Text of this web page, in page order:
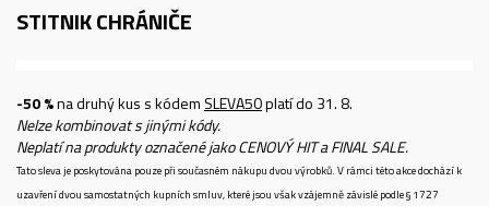
STITNIKCHRÁNIČE
-50 %na druhý kus s kódem SLEVA50platí do 31. 8.
Nelze kombinovat s jinými kódy.
Neplatí na produkty označené jako CENOVÝ HIT a FINAL SALE.
Tato sleva je poskytována pouze při současném nákupu dvou výrobků. V rámci této akce dochází k
uzavření dvou samostatných kupních smluv, které jsou však vzájemně závislé podle § 1727